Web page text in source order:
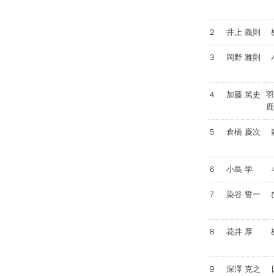
２ 井上 義則
３ 岡野 雅則
４ 加藤 篤史
５ 倉橋 慶次
６ 小島 学
７ 染谷 誓一
８ 花井 厚
９ 深澤 克之